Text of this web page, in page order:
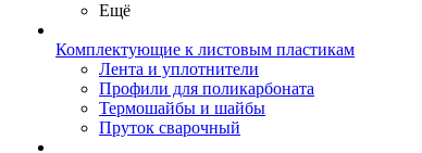
Ещё
Комплектующие к листовым пластикам
Лента и уплотнители
Профили для поликарбоната
Термошайбы и шайбы
Пруток сварочный